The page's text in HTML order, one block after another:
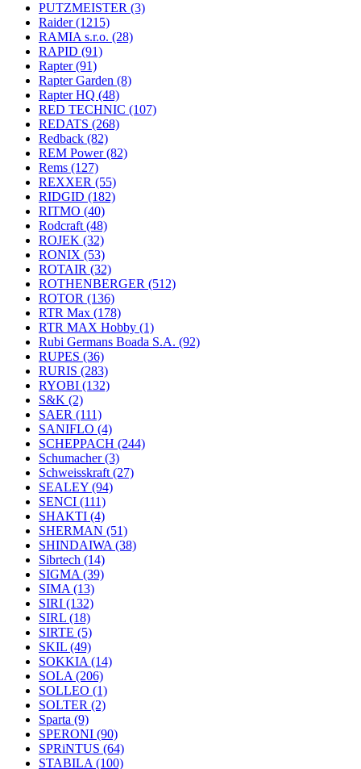
PUTZMEISTER (3)
Raider(1215)
RAMIA s.r.o. (28)
RAPID (91)
Rapter(91)
Rapter Garden (8)
Rapter HQ (48)
RED TECHNIC (107)
REDATS (268)
Redback (82)
REM Power(82)
Rems (127)
REXXER (55)
RIDGID (182)
RITMO (40)
Rodcraft (48)
ROJEK (32)
RONIX (53)
ROTAIR (32)
ROTHENBERGER (512)
ROTOR (136)
RTR Max (178)
RTR MAX Hobby (1)
Rubi Germans Boada S.A. (92)
RUPES (36)
RURIS (283)
RYOBI (132)
S&K (2)
SAER (111)
SANIFLO (4)
SCHEPPACH (244)
Schumacher(3)
Schweisskraft (27)
SEALEY (94)
SENCI (111)
SHAKTI (4)
SHERMAN (51)
SHINDAIWA (38)
Sibrtech (14)
SIGMA (39)
SIMA (13)
SIRI (132)
SIRL (18)
SIRTE (5)
SKIL (49)
SOKKIA (14)
SOLA (206)
SOLLEO (1)
SOLTER (2)
Sparta (9)
SPERONI (90)
SPRiNTUS (64)
STABILA (100)